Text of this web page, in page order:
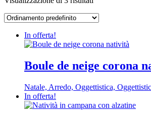
In offerta!
Boule de neige corona
Natale, Arredo, Oggettistica,
In offerta!